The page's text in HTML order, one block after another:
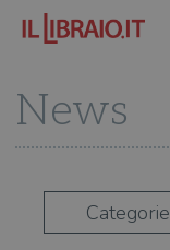
News
Categorie